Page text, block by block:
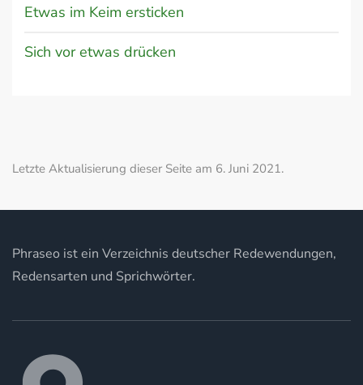
Etwas im Keim ersticken
Sich vor etwas drücken
Letzte Aktualisierung dieser Seite am 6. Juni 2021.
Phraseo ist ein Verzeichnis deutscher Redewendungen,
Redensarten und Sprichwörter.